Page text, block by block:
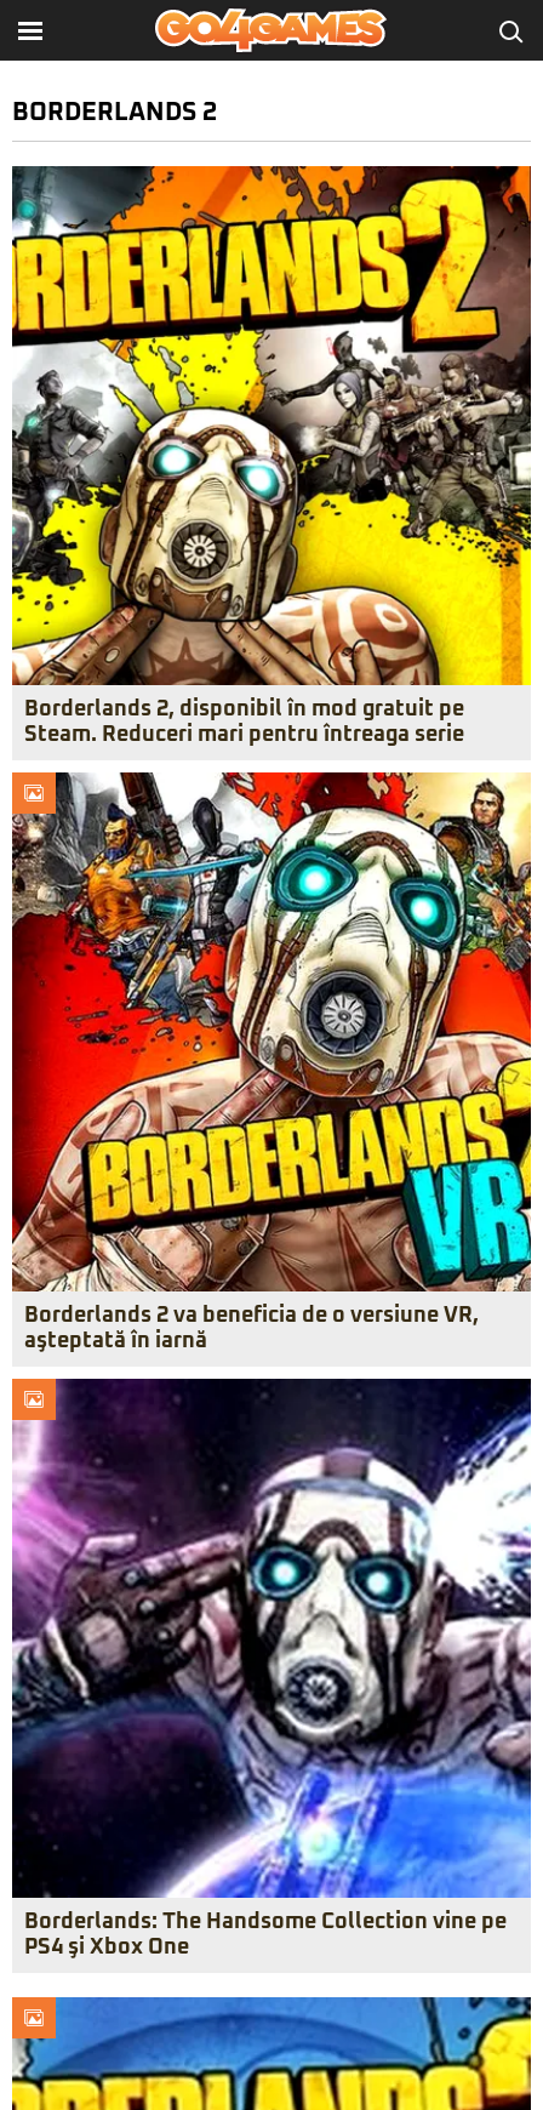
BORDERLANDS 2
Borderlands 2, disponibil în mod gratuit pe
Steam. Reduceri mari pentru întreaga serie
Borderlands 2 va beneficia de o versiune VR,
aşteptată în iarnă
Borderlands: The Handsome Collection vine pe
PS4 şi Xbox One